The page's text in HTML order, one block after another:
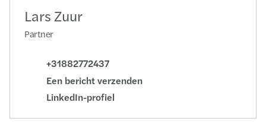
Lars Zuur
Partner
+31882772437
Een bericht verzenden
LinkedIn-profiel